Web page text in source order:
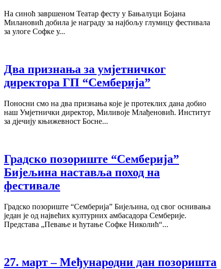
На синоћ завршеном Театар фесту у Бањалуци Бојана
Милановић добила је награду за најбољу глумицу фестивала
за улоге Софке у...
Два признања за умјетничког
директора ГП “Семберија”
Поносни смо на два признања које је протеклих дана добио
наш Умјетнички директор, Миливоје Млађеновић. Институт
за дјечију књижевност Босне...
Градско позориште “Семберија”
Бијељина наставља поход на
фестивале
Градско позориште “Семберија” Бијељина, од свог оснивања
један је од највећих културних амбасадора Семберије.
Представа „Певање и ћутање Софке Николић“...
27. март – Међународни дан позоришта